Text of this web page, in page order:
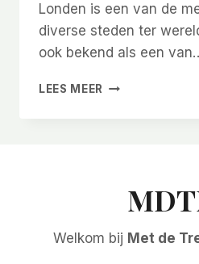
Londen is een van de
diverse steden ter
ook bekend als een
LEES MEER BUDGETTIPS
Welkom bij Met de